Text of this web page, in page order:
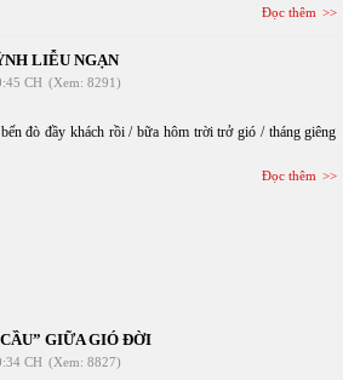
Đọc thêm
LIỄU NGẠN
CH (Xem: 8291)
đò đầy khách rồi / bữa hôm trời trở gió / tháng giêng
Đọc thêm
GIỮA GIÓ ĐỜI
CH (Xem: 8827)